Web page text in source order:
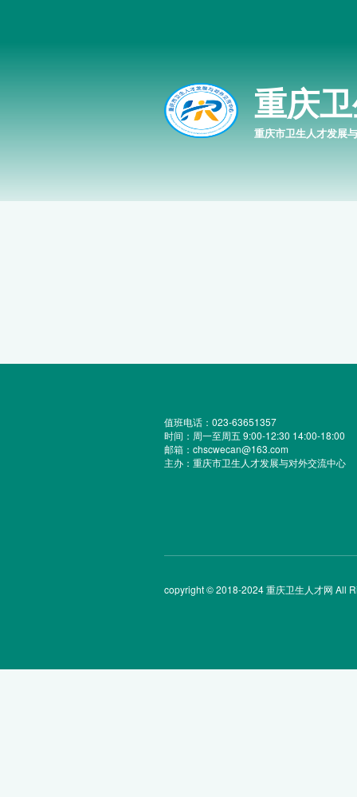
重庆
重庆市卫生人才发展
值班电话：023-63651357
时间：周一至周五 9:00-12:30 14:00-18:00
邮箱：chscwecan@163.com
主办：重庆市卫生人才发展与对外交流中心
copyright © 2018-2024 重庆卫生人才网 All